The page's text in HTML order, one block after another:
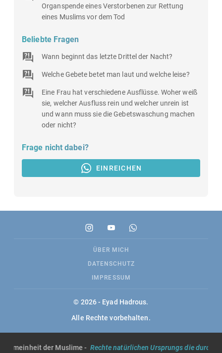
Organspende eines Verstorbenen zur Rettung
eines Muslims vor dem Tod
Beliebte Fragen
Wann beginnt das letzte Drittel der Nacht?
Welche Gebete betet man laut und welche leise?
Eine Frau hat verschiedene Ausflüsse. Woher weiß
sie, welcher Ausfluss rein und welcher unrein ist
und wann muss sie die Gebetswaschung machen
oder nicht?
Frage nicht dabei?
EINREICHEN
ÜBER MICH
DATENSCHUTZ
IMPRESSUM
© 2026 - Eyad Hadrous.
Alle Rechte vorbehalten.
der Muslime -Rechte natürlichen Ursprungs die durch